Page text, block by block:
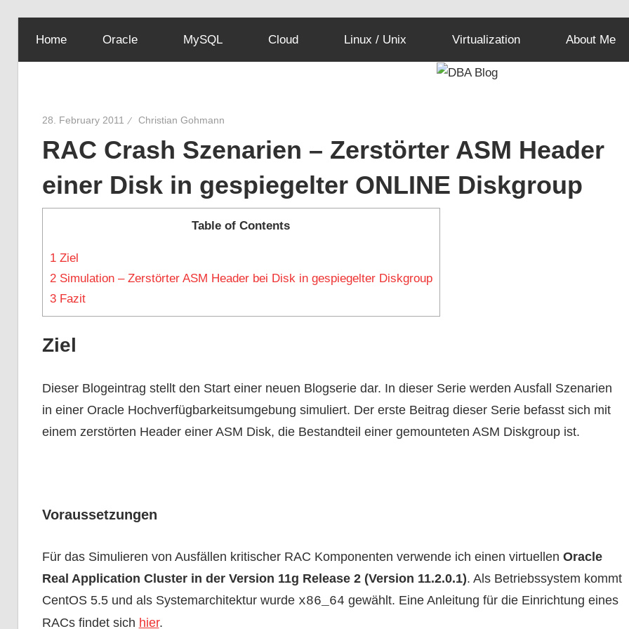
Home Oracle MySQL Cloud Linux / Unix Virtualization About Me
28. February 2011 Christian Gohmann
RAC Crash Szenarien – Zerstörter ASM Header
einer Disk in gespiegelter ONLINE Diskgroup
Table of Contents
1Ziel
2Simulation – Zerstörter ASM Header bei Disk in gespiegelter Diskgroup
3Fazit
Ziel
Dieser Blogeintrag stellt den Start einer neuen Blogserie dar. In dieser Serie werden Ausfall Szenarien
in einer Oracle Hochverfügbarkeitsumgebung simuliert. Der erste Beitrag dieser Serie befasst sich mit
einem zerstörten Header einer ASM Disk, die Bestandteil einer gemounteten ASM Diskgroup ist.
Voraussetzungen
Für das Simulieren von Ausfällen kritischer RAC Komponenten verwende ich einen virtuellen Oracle
Real Application Cluster in der Version 11g Release 2 (Version 11.2.0.1). Als Betriebssystem kommt
CentOS 5.5 und als Systemarchitektur wurde x86_64 gewählt. Eine Anleitung für die Einrichtung eines
RACs findet sich hier.